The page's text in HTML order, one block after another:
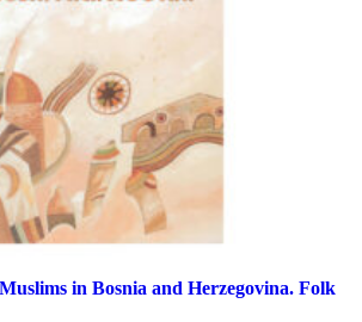
in Bosnia and Herzegovina. Folk